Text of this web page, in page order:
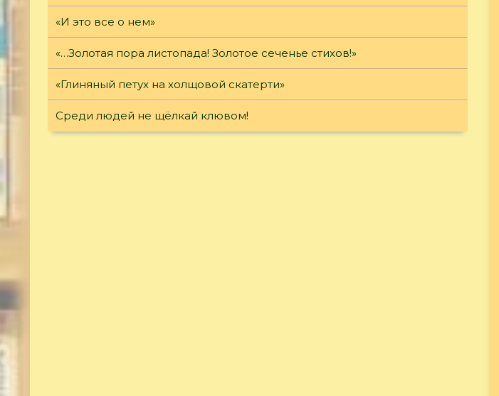
«И это все о нем»
«…Золотая пора листопада! Золотое сеченье стихов!»
«Глиняный петух на холщовой скатерти»
Среди людей не щёлкай клювом!